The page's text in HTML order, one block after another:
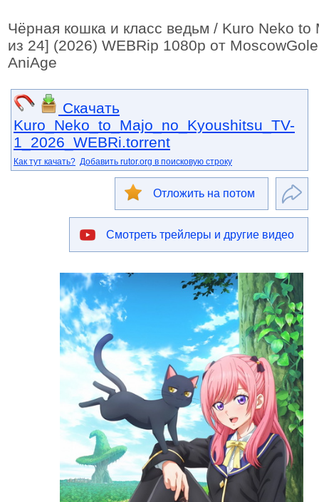
Чёрная кошка и класс ведьм / Kuro Neko
из 24] (2026) WEBRip 1080p от
AniAge
Скачать
Kuro_Neko_to_Majo_no_Kyoushitsu_TV-
1_2026_WEBRi.torrent
Как тут качать? Добавить rutor.org в поисковую строку
Отложить на потом
Смотреть трейлеры и другие видео